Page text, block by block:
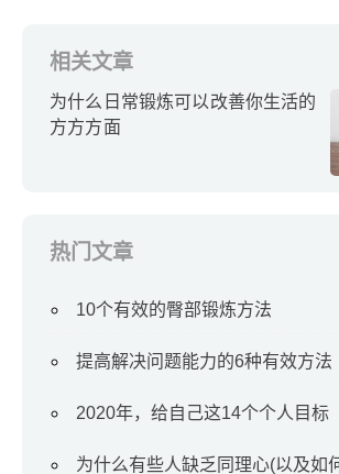
相关文章
为什么日常锻炼可以改善你生活的
方方方面
热门文章
10个有效的臀部锻炼方法
提高解决问题能力的6种有效方法
2020年，给自己这14个个人目标
为什么有些人缺乏同理心(以及如